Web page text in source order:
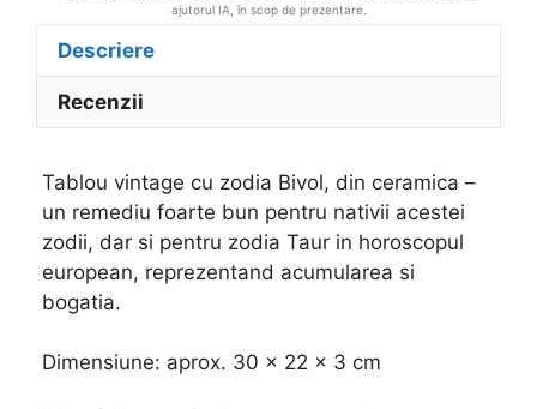
ajutorul IA, în scop de prezentare.
Descriere
Recenzii
Tablou vintage cu zodia Bivol, din ceramica –
un remediu foarte bun pentru nativii acestei
zodii, dar si pentru zodia Taur in horoscopul
european, reprezentand acumularea si
bogatia.
Dimensiune: aprox. 30 x 22 x 3 cm